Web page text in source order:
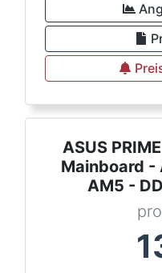
ASUS
Mainboard -
AM5 -